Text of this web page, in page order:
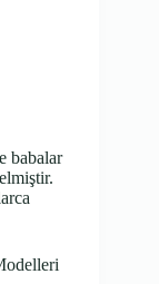
babalar